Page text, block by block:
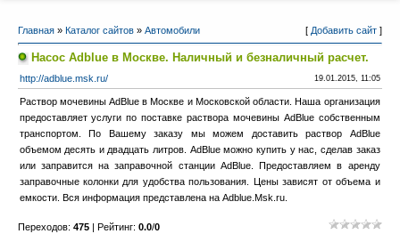
Главная» Каталог сайтов» Автомобили [ Добавить сайт]
Насос Adblue в Москве. Наличный и безналичный расчет.
http://adblue.msk.ru/ 19.01.2015, 11:05
Раствор мочевины AdBlue в Москве и Московской области. Наша организация
предоставляет услуги по поставке раствора мочевины AdBlue собственным
транспортом. По Вашему заказу мы можем доставить раствор AdBlue
объемом десять и двадцать литров. AdBlue можно купить у нас, сделав заказ
или заправится на заправочной станции AdBlue. Предоставляем в аренду
заправочные колонки для удобства пользования. Цены зависят от объема и
емкости. Вся информация представлена на Adblue.Msk.ru.
Переходов: 475| Рейтинг: 0.0/0